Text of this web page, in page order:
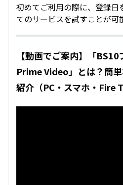
初めてご利用の際に、登録日
てのサービスを試すことが可
【動画でご案内】「
Prime Video」とは？簡
紹介（PC・スマホ・Fire